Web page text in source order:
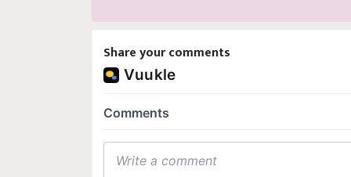
Share your comments